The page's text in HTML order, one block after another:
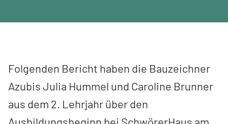
Folgenden Bericht haben die Bauzeichner
Azubis Julia Hummel und Caroline Brunner
aus dem 2. Lehrjahr über den